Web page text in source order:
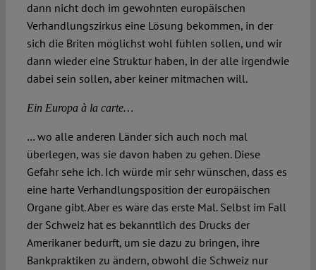
dann nicht doch im gewohnten europäischen
Verhandlungszirkus eine Lösung bekommen, in der
sich die Briten möglichst wohl fühlen sollen, und wir
dann wieder eine Struktur haben, in der alle irgendwie
dabei sein sollen, aber keiner mitmachen will.
Ein Europa à la carte…
… wo alle anderen Länder sich auch noch mal
überlegen, was sie davon haben zu gehen. Diese
Gefahr sehe ich. Ich würde mir sehr wünschen, dass es
eine harte Verhandlungsposition der europäischen
Organe gibt. Aber es wäre das erste Mal. Selbst im Fall
der Schweiz hat es bekanntlich des Drucks der
Amerikaner bedurft, um sie dazu zu bringen, ihre
Bankpraktiken zu ändern, obwohl die Schweiz nur